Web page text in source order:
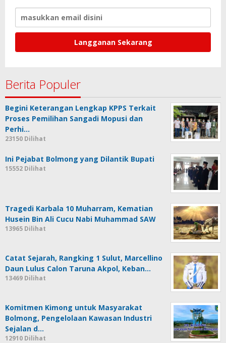
Berita Populer
Begini Keterangan Lengkap KPPS Terkait
Proses Pemilihan Sangadi Mopusi dan
Perhi…
23150 Dilihat
Ini Pejabat Bolmong yang Dilantik Bupati
15552 Dilihat
Tragedi Karbala 10 Muharram, Kematian
Husein Bin Ali Cucu Nabi Muhammad SAW
13965 Dilihat
Catat Sejarah, Rangking 1 Sulut, Marcellino
Daun Lulus Calon Taruna Akpol, Keban…
13469 Dilihat
Komitmen Kimong untuk Masyarakat
Bolmong, Pengelolaan Kawasan Industri
Sejalan d…
12910 Dilihat